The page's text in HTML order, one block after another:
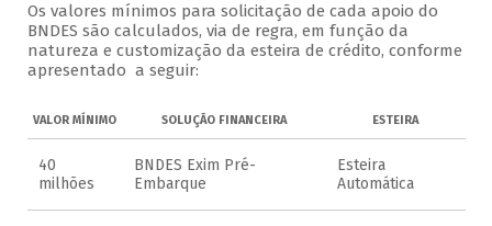
Os valores mínimos para solicitação de cada apoio do
BNDES são calculados, via de regra, em função da
natureza e customização da esteira de crédito, conforme
apresentado a seguir:
Valores mínimos para solicitação de apoio direto
VALOR MÍNIMO SOLUÇÃO FINANCEIRA ESTEIRA
40
milhões
BNDES Exim Pré-
Embarque
Esteira
Automática